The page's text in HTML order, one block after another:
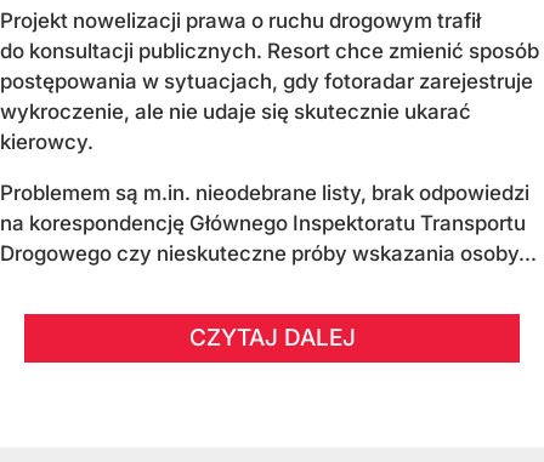
Projekt nowelizacji prawa o ruchu drogowym trafił
do konsultacji publicznych. Resort chce zmienić sposób
postępowania w sytuacjach, gdy fotoradar zarejestruje
wykroczenie, ale nie udaje się skutecznie ukarać
kierowcy.
Problemem są m.in. nieodebrane listy, brak odpowiedzi
na korespondencję Głównego Inspektoratu Transportu
Drogowego czy nieskuteczne próby wskazania osoby...
CZYTAJ DALEJ